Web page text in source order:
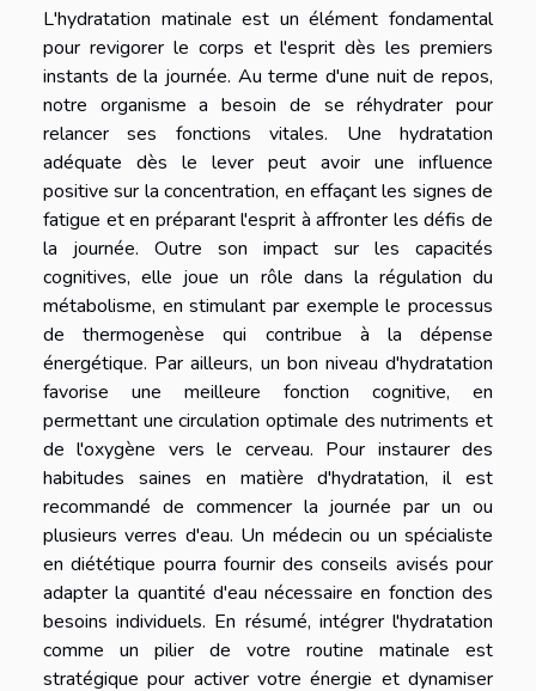
L'hydratation matinale est un élément fondamental
pour revigorer le corps et l'esprit dès les premiers
instants de la journée. Au terme d'une nuit de repos,
notre organisme a besoin de se réhydrater pour
relancer ses fonctions vitales. Une hydratation
adéquate dès le lever peut avoir une influence
positive sur la concentration, en effaçant les signes de
fatigue et en préparant l'esprit à affronter les défis de
la journée. Outre son impact sur les capacités
cognitives, elle joue un rôle dans la régulation du
métabolisme, en stimulant par exemple le processus
de thermogenèse qui contribue à la dépense
énergétique. Par ailleurs, un bon niveau d'hydratation
favorise une meilleure fonction cognitive, en
permettant une circulation optimale des nutriments et
de l'oxygène vers le cerveau. Pour instaurer des
habitudes saines en matière d'hydratation, il est
recommandé de commencer la journée par un ou
plusieurs verres d'eau. Un médecin ou un spécialiste
en diététique pourra fournir des conseils avisés pour
adapter la quantité d'eau nécessaire en fonction des
besoins individuels. En résumé, intégrer l'hydratation
comme un pilier de votre routine matinale est
stratégique pour activer votre énergie et dynamiser